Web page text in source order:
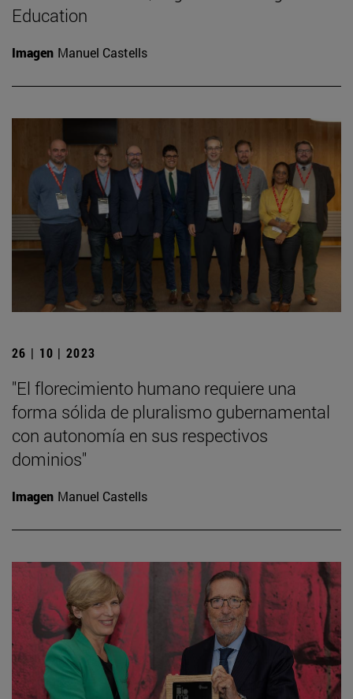
Education
Imagen Manuel Castells
26 | 10 | 2023
"El florecimiento humano requiere una
forma sólida de pluralismo gubernamental
con autonomía en sus respectivos
dominios"
Imagen Manuel Castells